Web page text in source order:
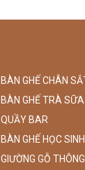
BÀN GHẾ CHÂN
BÀN GHẾ TRÀ SỮA
QUẦY BAR
BÀN GHẾ HỌC SINH
GIƯỜNG GỖ THÔNG